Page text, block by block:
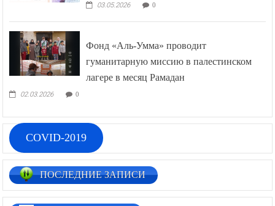
03.05.2026 0
Фонд «Аль-Умма» проводит
гуманитарную миссию в палестинском
лагере в месяц Рамадан
02.03.2026 0
COVID-2019
ПОСЛЕДНИЕ ЗАПИСИ